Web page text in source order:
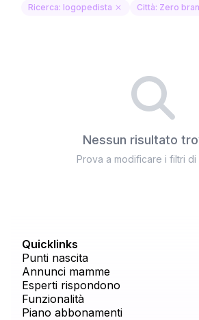
Ricerca: logopedista Città: Zero
Nessun risultato
Prova a modificare i filtri di
Quicklinks
Punti nascita
Annunci mamme
Esperti rispondono
Funzionalità
Piano abbonamenti